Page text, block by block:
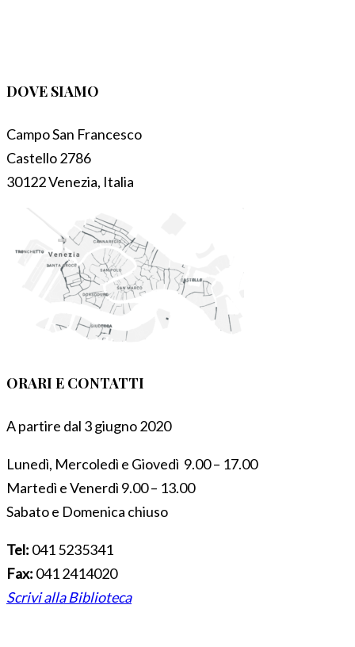
DOVE SIAMO
Campo San Francesco
Castello 2786
30122 Venezia, Italia
ORARI E CONTATTI
A partire dal 3 giugno 2020
Lunedì, Mercoledì e Giovedì 9.00 – 17.00
Martedì e Venerdì 9.00 – 13.00
Sabato e Domenica chiuso
Tel: 041 5235341
Fax: 041 2414020
Scrivi alla Biblioteca